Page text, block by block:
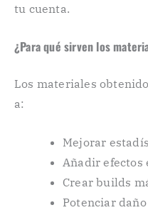
tu cuenta.
¿Para qué sirven los
Los materiales
a:
Mejorar
Añadir efectos
Crear builds
Potenciar